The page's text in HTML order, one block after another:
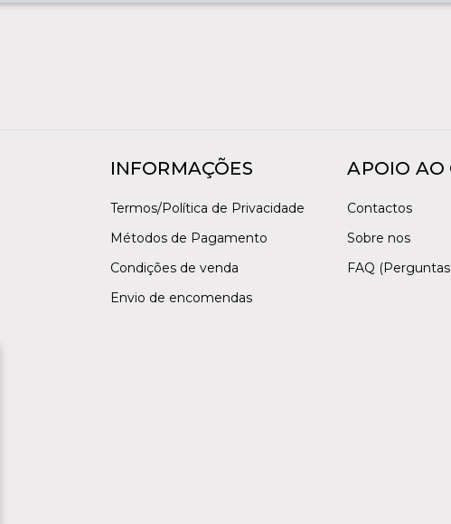
INFORMAÇÕES
Termos/Política de Privacidade
Métodos de Pagamento
Condições de venda
Envio de encomendas
APOIO AO
Contactos
Sobre nos
FAQ